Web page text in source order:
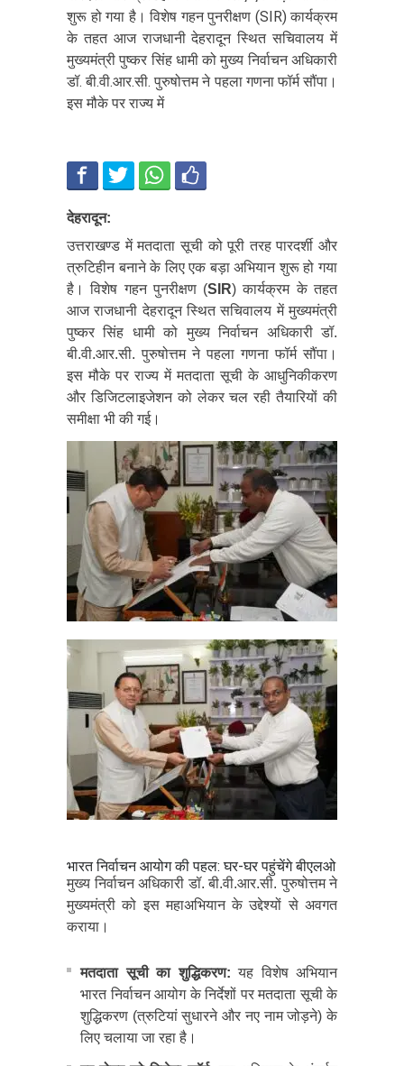
शुरू हो गया है। विशेष गहन पुनरीक्षण (SIR) कार्यक्रम
के तहत आज राजधानी देहरादून स्थित सचिवालय में
मुख्यमंत्री पुष्कर सिंह धामी को मुख्य निर्वाचन अधिकारी
डॉ. बी.वी.आर.सी. पुरुषोत्तम ने पहला गणना फॉर्म सौंपा।
इस मौके पर राज्य में
देहरादून:
उत्तराखण्ड में मतदाता सूची को पूरी तरह पारदर्शी और
त्रुटिहीन बनाने के लिए एक बड़ा अभियान शुरू हो गया
है। विशेष गहन पुनरीक्षण (SIR) कार्यक्रम के तहत
आज राजधानी देहरादून स्थित सचिवालय में मुख्यमंत्री
पुष्कर सिंह धामी को मुख्य निर्वाचन अधिकारी डॉ.
बी.वी.आर.सी. पुरुषोत्तम ने पहला गणना फॉर्म सौंपा।
इस मौके पर राज्य में मतदाता सूची के आधुनिकीकरण
और डिजिटलाइजेशन को लेकर चल रही तैयारियों की
समीक्षा भी की गई।
भारत निर्वाचन आयोग की पहल: घर-घर पहुंचेंगे बीएलओ
मुख्य निर्वाचन अधिकारी डॉ. बी.वी.आर.सी. पुरुषोत्तम ने
मुख्यमंत्री को इस महाअभियान के उद्देश्यों से अवगत
कराया।
मतदाता सूची का शुद्धिकरण: यह विशेष अभियान
भारत निर्वाचन आयोग के निर्देशों पर मतदाता सूची के
शुद्धिकरण (त्रुटियां सुधारने और नए नाम जोड़ने) के
लिए चलाया जा रहा है।